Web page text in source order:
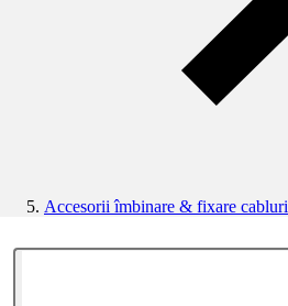
Accesorii îmbinare & fixare cabluri